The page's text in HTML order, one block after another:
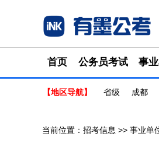
首页 公务员考试 事
【地区导航】 省级 成都
当前位置： 招考信息 >> 事业单